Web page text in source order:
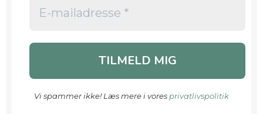
Vi spammer ikke! Læs mere i vores privatlivspolitik